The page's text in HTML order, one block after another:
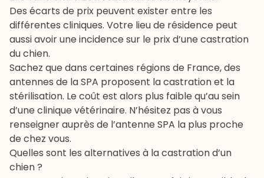
Des écarts de prix peuvent exister entre les
différentes cliniques. Votre lieu de résidence peut
aussi avoir une incidence sur le prix d’une castration
du chien.
Sachez que dans certaines régions de France, des
antennes de la SPA proposent la castration et la
stérilisation. Le coût est alors plus faible qu’au sein
d’une clinique vétérinaire. N’hésitez pas à vous
renseigner auprès de l’antenne SPA la plus proche
de chez vous.
Quelles sont les alternatives à la castration d’un
chien ?